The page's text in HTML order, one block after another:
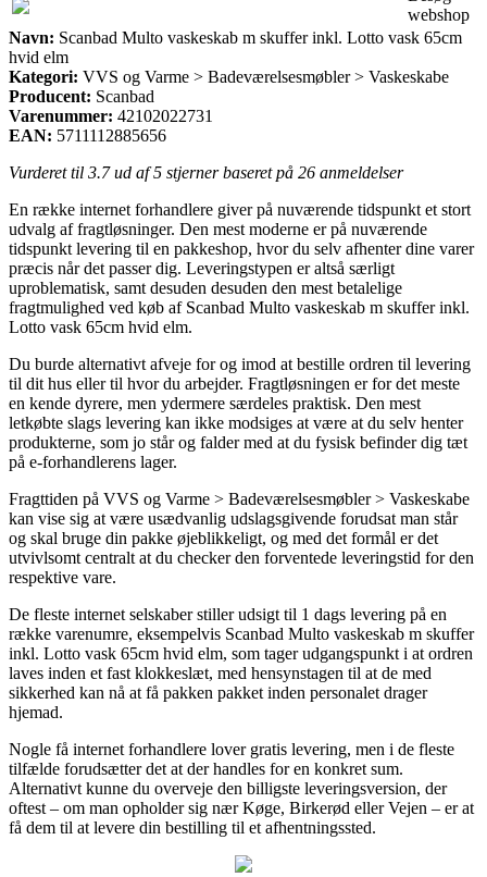
webshop
Navn: Scanbad Multo vaskeskab m skuffer inkl. Lotto vask 65cm
hvid elm
Kategori: VVS og Varme > Badeværelsesmøbler > Vaskeskabe
Producent: Scanbad
Varenummer: 42102022731
EAN: 5711112885656
Vurderet til 3.7ud af 5 stjerner baseret på 26 anmeldelser
En række internet forhandlere giver på nuværende tidspunkt et stort
udvalg af fragtløsninger. Den mest moderne er på nuværende
tidspunkt levering til en pakkeshop, hvor du selv afhenter dine varer
præcis når det passer dig. Leveringstypen er altså særligt
uproblematisk, samt desuden desuden den mest betalelige
fragtmulighed ved køb af Scanbad Multo vaskeskab m skuffer inkl.
Lotto vask 65cm hvid elm.
Du burde alternativt afveje for og imod at bestille ordren til levering
til dit hus eller til hvor du arbejder. Fragtløsningen er for det meste
en kende dyrere, men ydermere særdeles praktisk. Den mest
letkøbte slags levering kan ikke modsiges at være at du selv henter
produkterne, som jo står og falder med at du fysisk befinder dig tæt
på e-forhandlerens lager.
Fragttiden på VVS og Varme > Badeværelsesmøbler > Vaskeskabe
kan vise sig at være usædvanlig udslagsgivende forudsat man står
og skal bruge din pakke øjeblikkeligt, og med det formål er det
utvivlsomt centralt at du checker den forventede leveringstid for den
respektive vare.
De fleste internet selskaber stiller udsigt til 1 dags levering på en
række varenumre, eksempelvis Scanbad Multo vaskeskab m skuffer
inkl. Lotto vask 65cm hvid elm, som tager udgangspunkt i at ordren
laves inden et fast klokkeslæt, med hensynstagen til at de med
sikkerhed kan nå at få pakken pakket inden personalet drager
hjemad.
Nogle få internet forhandlere lover gratis levering, men i de fleste
tilfælde forudsætter det at der handles for en konkret sum.
Alternativt kunne du overveje den billigste leveringsversion, der
oftest – om man opholder sig nær Køge, Birkerød eller Vejen – er at
få dem til at levere din bestilling til et afhentningssted.